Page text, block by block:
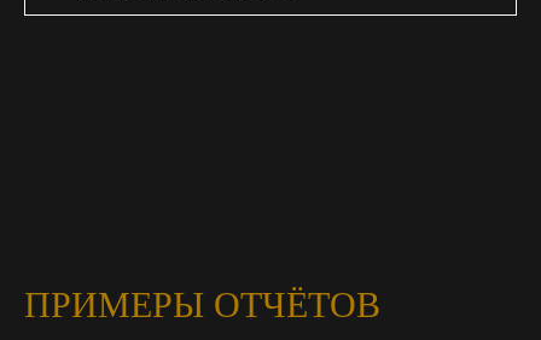
ПРИМЕРЫ ОТЧЁТОВ